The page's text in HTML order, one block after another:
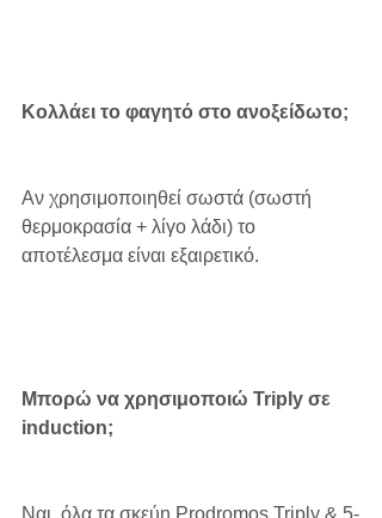
Κολλάει το φαγητό στο ανοξείδωτο;
Αν χρησιμοποιηθεί σωστά (σωστή
θερμοκρασία + λίγο λάδι) το
αποτέλεσμα είναι εξαιρετικό.
Μπορώ να χρησιμοποιώ Triply σε
induction;